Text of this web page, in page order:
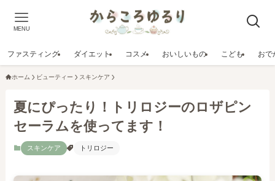
MENU
ファスティング ダイエット コスメ おいしいもの こども おで
ホーム ビューティー スキンケア
夏にぴったり！トリロジーのロザピン
セーラムを使ってます！
スキンケア トリロジー